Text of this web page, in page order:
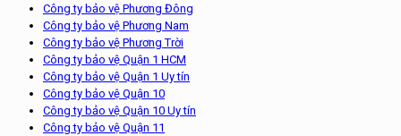
Công ty bảo vệ Phương Đông
Công ty bảo vệ Phương Nam
Công ty bảo vệ Phương Trời
Công ty bảo vệ Quận 1 HCM
Công ty bảo vệ Quận 1 Uy tín
Công ty bảo vệ Quận 10
Công ty bảo vệ Quận 10 Uy tín
Công ty bảo vệ Quận 11